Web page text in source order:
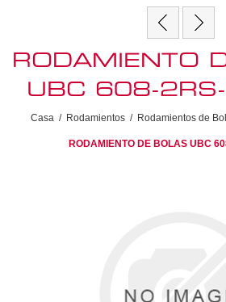
RODAMIENTO
UBC 608-
Casa / Rodamientos / Rodamientos de
RODAMIENTO DE BOLAS UBC